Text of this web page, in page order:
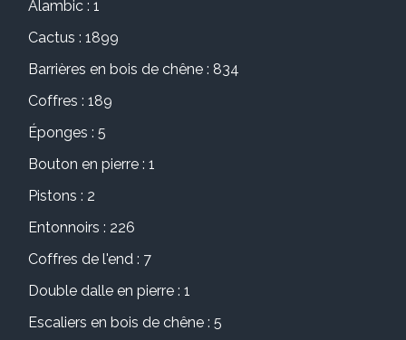
Alambic : 1
Cactus : 1899
Barrières en bois de chêne : 834
Coffres : 189
Éponges : 5
Bouton en pierre : 1
Pistons : 2
Entonnoirs : 226
Coffres de l'end : 7
Double dalle en pierre : 1
Escaliers en bois de chêne : 5